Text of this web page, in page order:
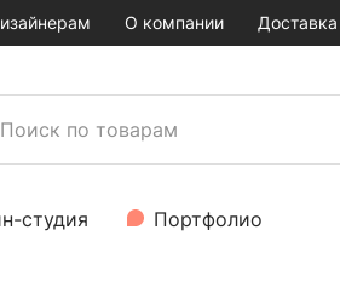
О компании Доставка
студия Портфолио